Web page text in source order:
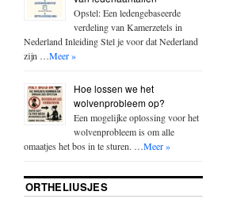
Opstel: Een ledengebaseerde
verdeling van Kamerzetels in
Nederland Inleiding Stel je voor dat Nederland
zijn …Meer »
Hoe lossen we het
wolvenprobleem op?
Een mogelijke oplossing voor het
wolvenprobleem is om alle
omaatjes het bos in te sturen. …Meer »
ORTHELIUSJES